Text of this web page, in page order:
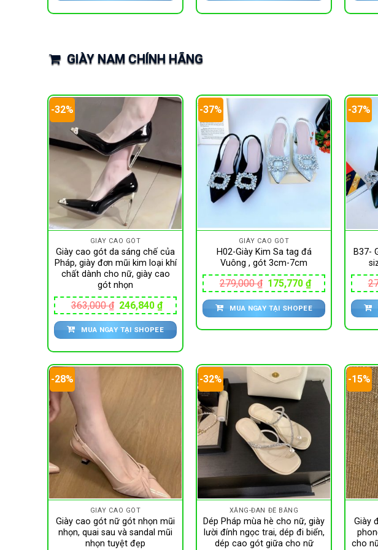
218,400 ₫. 180,000 ₫.
GIÀY NAM CHÍNH HÃNG
-32%
GIÀY CAO GÓT
Giày cao gót da sáng chế của
Pháp, giày đơn mũi kim loại khí
chất dành cho nữ, giày cao
gót nhọn
363,000₫ Giá
gốc
là:
363,000 ₫.
246,840₫Giá
hiện
tại
là:
246,840 ₫.
MUA NGAY TẠI SHOPEE
-37%
GIÀY CAO GÓT
H02-Giày Kim Sa tag đá
Vuông , gót 3cm-7cm
279,000₫ Giá
gốc
là:
279,000 ₫.
175,770₫Giá
hiện
tại
là:
175,770 ₫.
MUA NGAY TẠI SHOPEE
-37%
B37-
-28%
GIÀY CAO GÓT
Giày cao gót nữ gót nhọn mũi
nhọn, quai sau và sandal mũi
nhọn tuyệt đẹp
-32%
XĂNG-ĐAN ĐẾ BẰNG
Dép Pháp mùa hè cho nữ, giày
lười đính ngọc trai, dép đi biển,
dép cao gót giữa cho nữ
-15%
Giày
cho